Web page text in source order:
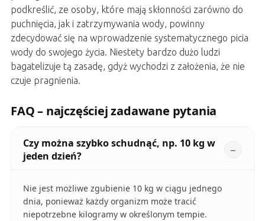
podkreślić, ze osoby, które mają skłonności zarówno do
puchnięcia, jak i zatrzymywania wody, powinny
zdecydować się na wprowadzenie systematycznego picia
wody do swojego życia. Niestety bardzo dużo ludzi
bagatelizuje tą zasadę, gdyż wychodzi z założenia, że nie
czuje pragnienia.
FAQ – najczęściej zadawane pytania
Czy można szybko schudnąć, np. 10 kg w
jeden dzień?
Nie jest możliwe zgubienie 10 kg w ciągu jednego
dnia, ponieważ każdy organizm może tracić
niepotrzebne kilogramy w określonym tempie.